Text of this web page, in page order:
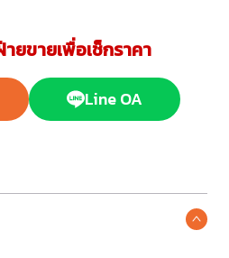
ขายเพื่อเช็กราคา
Line OA